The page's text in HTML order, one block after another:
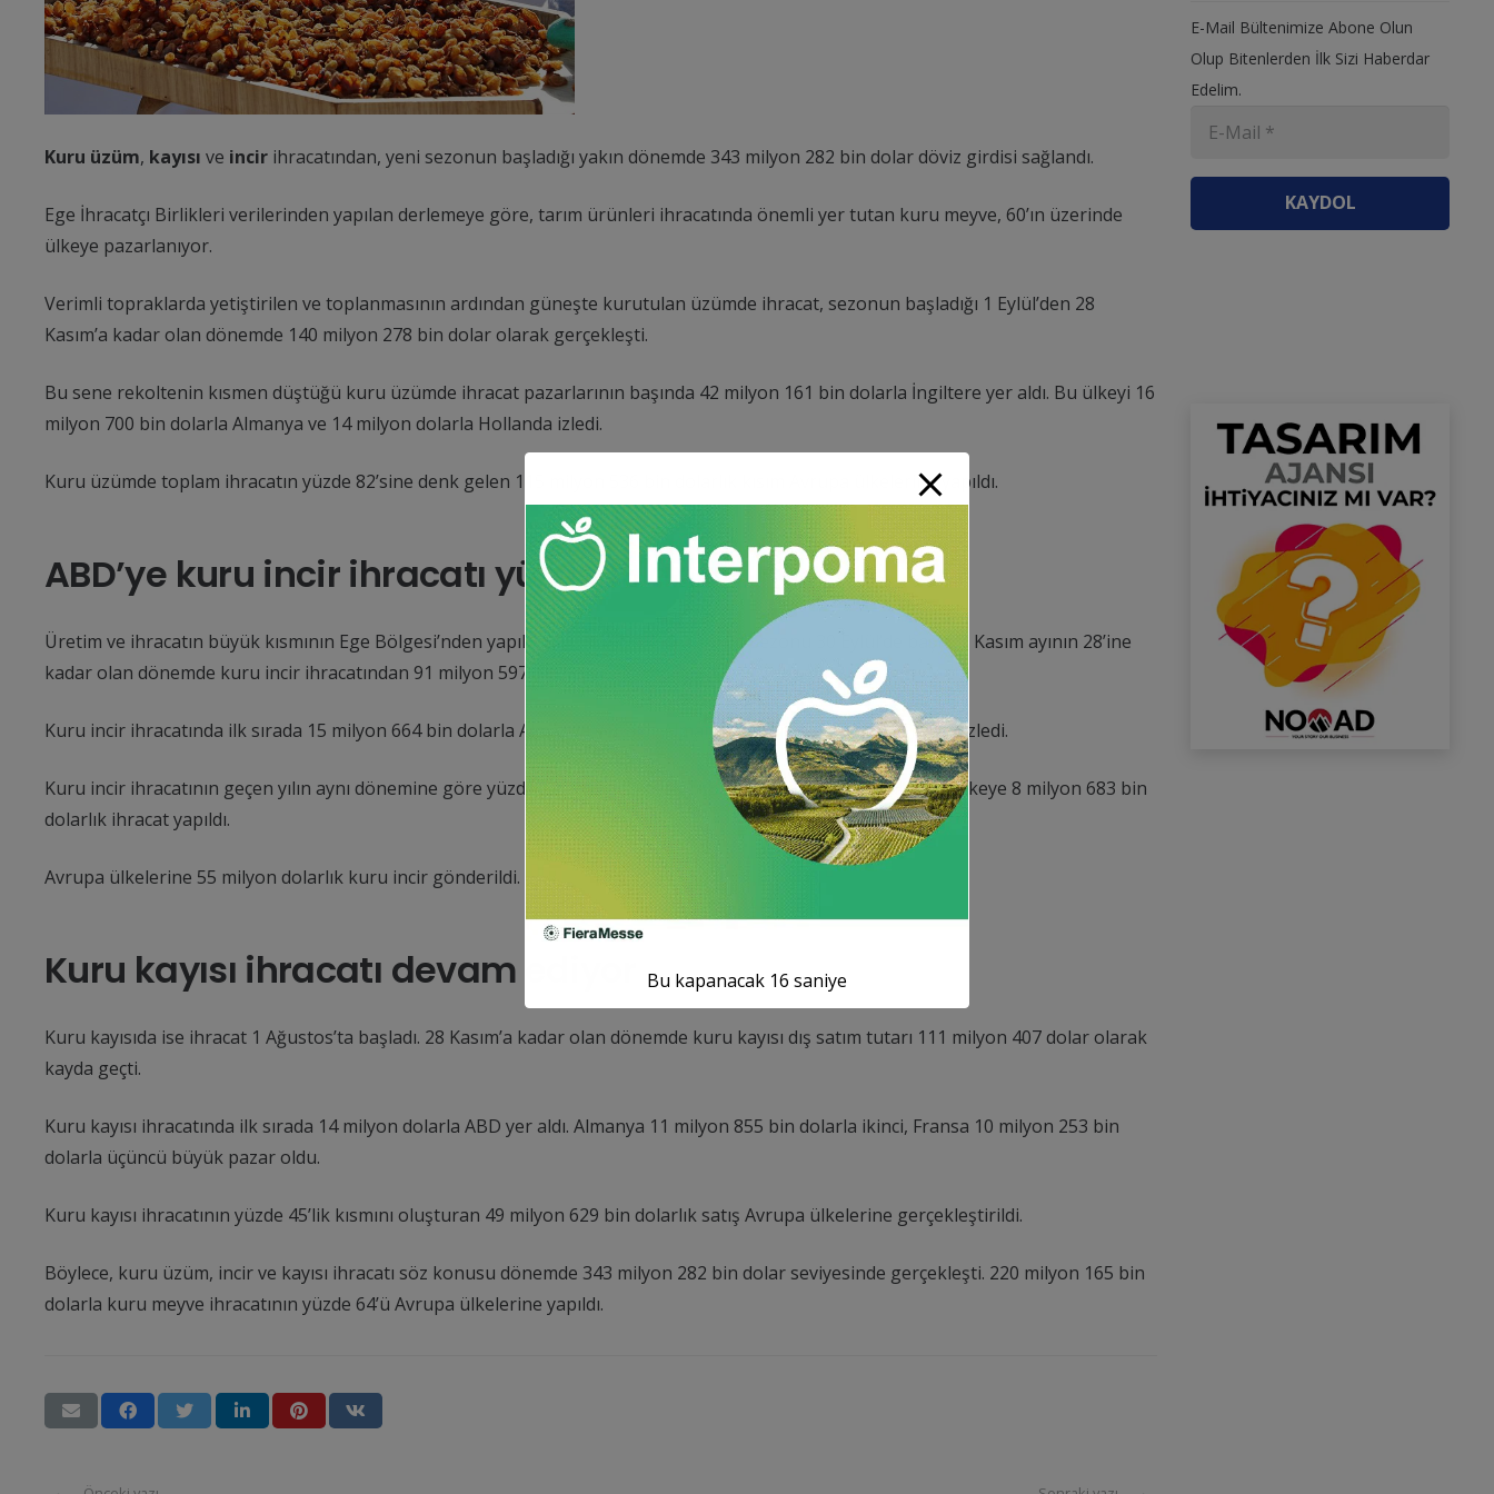
Kuru üzüm, kayısı ve incir ihracatından, yeni sezonun başladığı yakın dönemde 343 milyon 282 bin dolar döviz girdisi sağlandı.
Ege İhracatçı Birlikleri verilerinden yapılan derlemeye göre, tarım ürünleri ihracatında önemli yer tutan kuru meyve, 60’ın üzerinde
ülkeye pazarlanıyor.
Verimli topraklarda yetiştirilen ve toplanmasının ardından güneşte kurutulan üzümde ihracat, sezonun başladığı 1 Eylül’den 28
Kasım’a kadar olan dönemde 140 milyon 278 bin dolar olarak gerçekleşti.
Bu sene rekoltenin kısmen düştüğü kuru üzümde ihracat pazarlarının başında 42 milyon 161 bin dolarla İngiltere yer aldı. Bu ülkeyi 16
milyon 700 bin dolarla Almanya ve 14 milyon dolarla Hollanda izledi.
Kuru üzümde toplam ihracatın yüzde 82’sine denk gelen 115 milyon 536 bin dolarlık kısım Avrupa ülkelerine yapıldı.
ABD’ye kuru incir ihracatı yüzde 19 arttı
Üretim ve ihracatın büyük kısmının Ege Bölgesi’nden yapıldığı kuru incirde de ihracat sezonu 30 Eylül’de başladı. Kasım ayının 28’ine
kadar olan dönemde kuru incir ihracatından 91 milyon 597 bin dolar elde edildi.
Kuru incir ihracatında ilk sırada 15 milyon 664 bin dolarla Almanya yer aldı. Almanya’yı 13 milyon dolarla Fransa izledi.
Kuru incir ihracatının geçen yılın aynı dönemine göre yüzde 19 artış gösterdiği ABD üçüncü sırada yer aldı. Bu ülkeye 8 milyon 683 bin
dolarlık ihracat yapıldı.
Avrupa ülkelerine 55 milyon dolarlık kuru incir gönderildi.
Kuru kayısı ihracatı devam ediyor
Kuru kayısıda ise ihracat 1 Ağustos’ta başladı. 28 Kasım’a kadar olan dönemde kuru kayısı dış satım tutarı 111 milyon 407 dolar olarak
kayda geçti.
Kuru kayısı ihracatında ilk sırada 14 milyon dolarla ABD yer aldı. Almanya 11 milyon 855 bin dolarla ikinci, Fransa 10 milyon 253 bin
dolarla üçüncü büyük pazar oldu.
Kuru kayısı ihracatının yüzde 45’lik kısmını oluşturan 49 milyon 629 bin dolarlık satış Avrupa ülkelerine gerçekleştirildi.
Böylece, kuru üzüm, incir ve kayısı ihracatı söz konusu dönemde 343 milyon 282 bin dolar seviyesinde gerçekleşti. 220 milyon 165 bin
dolarla kuru meyve ihracatının yüzde 64’ü Avrupa ülkelerine yapıldı.
E-Mail Bültenimize Abone Olun
Olup Bitenlerden İlk Sizi Haberdar
Edelim.
KAYDOL
Bu kapanacak 15 saniye